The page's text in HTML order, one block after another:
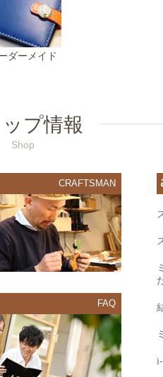
ダーメイド
プ情報
Shop
CRAFTSMAN
FAQ